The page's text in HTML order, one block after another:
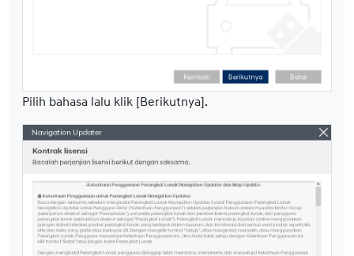
Pilih bahasa lalu klik [Berikutnya].